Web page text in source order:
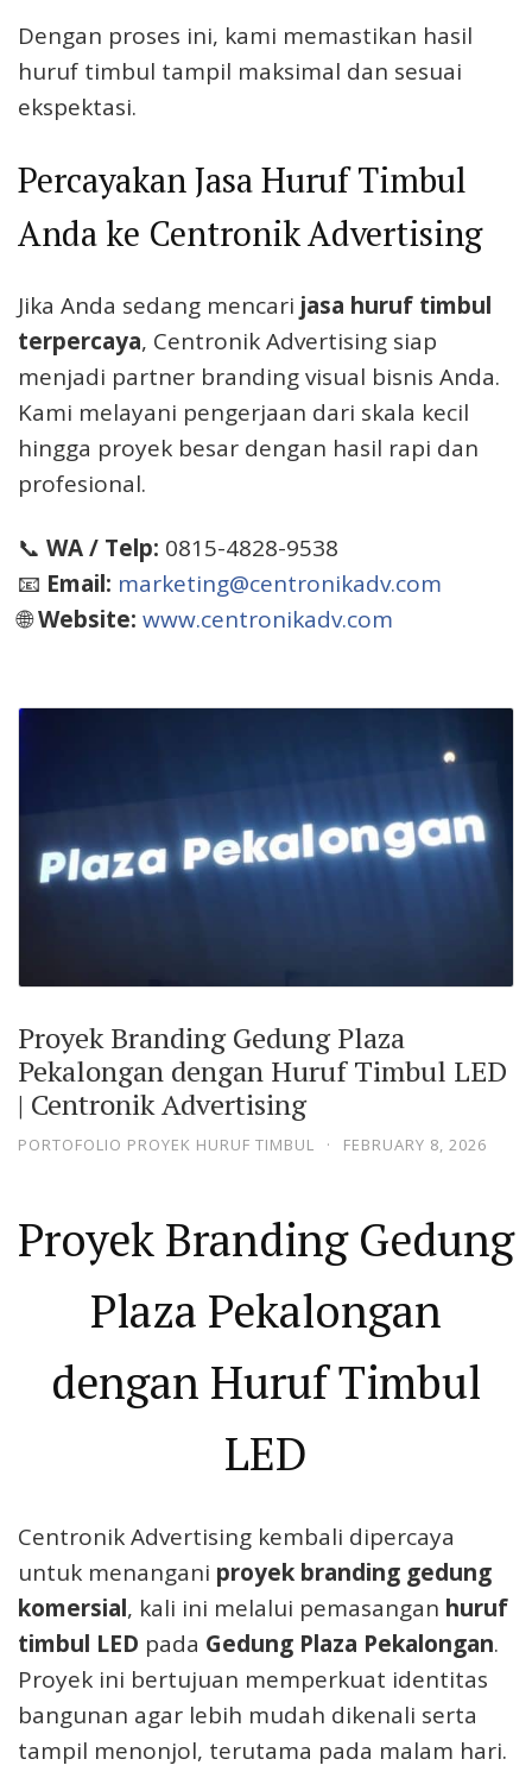
Dengan proses ini, kami memastikan hasil
huruf timbul tampil maksimal dan sesuai
ekspektasi.
Percayakan Jasa Huruf Timbul
Anda ke Centronik Advertising
Jika Anda sedang mencari jasa huruf timbul
terpercaya, Centronik Advertising siap
menjadi partner branding visual bisnis Anda.
Kami melayani pengerjaan dari skala kecil
hingga proyek besar dengan hasil rapi dan
profesional.
📞 WA / Telp: 0815-4828-9538
📧 Email: marketing@centronikadv.com
🌐Website: www.centronikadv.com
Proyek Branding Gedung Plaza
Pekalongan dengan Huruf Timbul LED
| Centronik Advertising
PORTOFOLIO PROYEK HURUF TIMBUL · FEBRUARY 8, 2026
Proyek Branding Gedung
Plaza Pekalongan
dengan Huruf Timbul
LED
Centronik Advertising kembali dipercaya
untuk menangani proyek branding gedung
komersial, kali ini melalui pemasangan huruf
timbul LED pada Gedung Plaza Pekalongan.
Proyek ini bertujuan memperkuat identitas
bangunan agar lebih mudah dikenali serta
tampil menonjol, terutama pada malam hari.